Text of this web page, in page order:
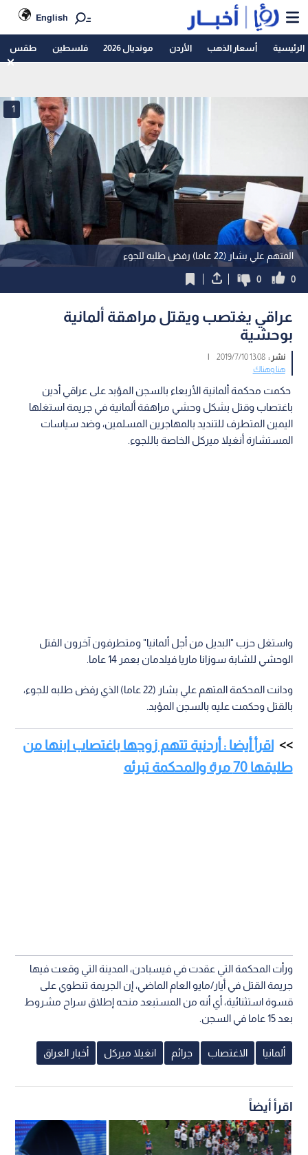
English
الرئيسية أسعار الذهب الأردن مونديال 2026 فلسطين طقس
المتهم علي بشار (22 عاما) رفض طلبه للجوء
1
0
0
عراقي يغتصب ويقتل مراهقة ألمانية
بوحشية
نشر :13:08 2019/7/10
|
هنا وهناك
حكمت محكمة ألمانية الأربعاء بالسجن المؤبد على عراقي أدين
باغتصاب وقتل بشكل وحشي مراهقة ألمانية في جريمة استغلها
اليمين المتطرف للتنديد بالمهاجرين المسلمين، وضد سياسات
المستشارة أنغيلا ميركل الخاصة باللجوء.
واستغل حزب "البديل من أجل ألمانيا" ومتطرفون آخرون القتل
الوحشي للشابة سوزانا ماريا فيلدمان بعمر 14 عاما.
ودانت المحكمة المتهم علي بشار (22 عاما) الذي رفض طلبه للجوء،
بالقتل وحكمت عليه بالسجن المؤبد.
اقرأ أيضا : أردنية تتهم زوجها باغتصاب ابنها من
طليقها 70 مرة والمحكمة تبرئه
ورأت المحكمة التي عقدت في فيسبادن، المدينة التي وقعت فيها
جريمة القتل في أيار/مايو العام الماضي، إن الجريمة تنطوي على
قسوة استثنائية، أي أنه من المستبعد منحه إطلاق سراح مشروط
بعد 15 عاما في السجن.
ألمانيا الاغتصاب جرائم انغيلا ميركل أخبار العراق
اقرأ أيضاً